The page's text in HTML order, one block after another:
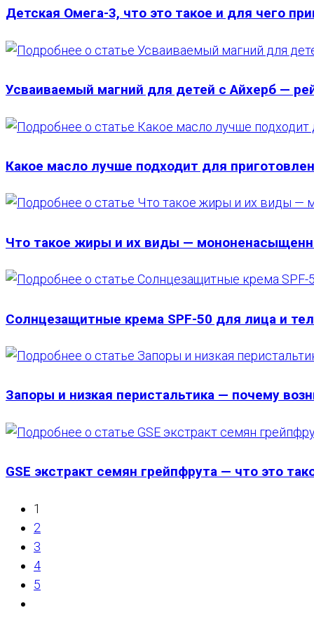
Детская Омега-3, что это такое и для чего
Усваиваемый магний для детей с Айхерб —
Какое масло лучше подходит для
Что такое жиры и их виды —
Солнцезащитные крема SPF-50 для лица и
Запоры и низкая перистальтика — почему
GSE экстракт семян грейпфрута — что это
1
2
3
4
5